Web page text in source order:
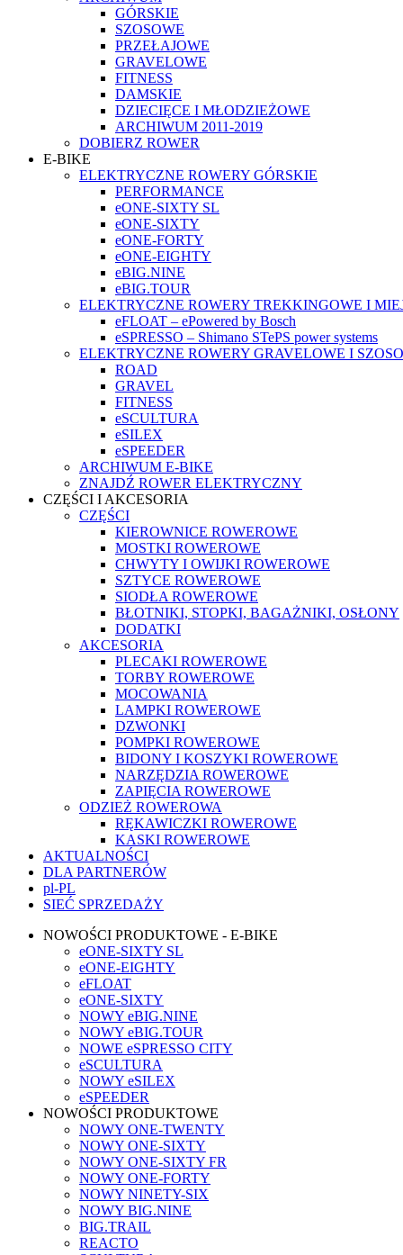
GÓRSKIE
SZOSOWE
PRZEŁAJOWE
GRAVELOWE
FITNESS
DAMSKIE
DZIECIĘCE I MŁODZIEŻOWE
ARCHIWUM 2011-2019
DOBIERZ ROWER
E-BIKE
ELEKTRYCZNE ROWERY GÓRSKIE
PERFORMANCE
eONE-SIXTY SL
eONE-SIXTY
eONE-FORTY
eONE-EIGHTY
eBIG.NINE
eBIG.TOUR
ELEKTRYCZNE ROWERY TREKKINGOWE I
eFLOAT – ePowered by Bosch
eSPRESSO – Shimano STePS power systems
ELEKTRYCZNE ROWERY GRAVELOWE I
ROAD
GRAVEL
FITNESS
eSCULTURA
eSILEX
eSPEEDER
ARCHIWUM E-BIKE
ZNAJDŹ ROWER ELEKTRYCZNY
CZĘŚCI I AKCESORIA
CZĘŚCI
KIEROWNICE ROWEROWE
MOSTKI ROWEROWE
CHWYTY I OWIJKI ROWEROWE
SZTYCE ROWEROWE
SIODŁA ROWEROWE
BŁOTNIKI, STOPKI, BAGAŻNIKI, OSŁONY
DODATKI
AKCESORIA
PLECAKI ROWEROWE
TORBY ROWEROWE
MOCOWANIA
LAMPKI ROWEROWE
DZWONKI
POMPKI ROWEROWE
BIDONY I KOSZYKI ROWEROWE
NARZĘDZIA ROWEROWE
ZAPIĘCIA ROWEROWE
ODZIEŻ ROWEROWA
RĘKAWICZKI ROWEROWE
KASKI ROWEROWE
AKTUALNOŚCI
DLA PARTNERÓW
pl-PL
SIEĆ SPRZEDAŻY
NOWOŚCI PRODUKTOWE - E-BIKE
eONE-SIXTY SL
eONE-EIGHTY
eFLOAT
eONE-SIXTY
NOWY eBIG.NINE
NOWY eBIG.TOUR
NOWE eSPRESSO CITY
eSCULTURA
NOWY eSILEX
eSPEEDER
NOWOŚCI PRODUKTOWE
NOWY ONE-TWENTY
NOWY ONE-SIXTY
NOWY ONE-SIXTY FR
NOWY ONE-FORTY
NOWY NINETY-SIX
NOWY BIG.NINE
BIG.TRAIL
REACTO